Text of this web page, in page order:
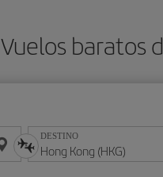
Vuelos baratos
DESTINO